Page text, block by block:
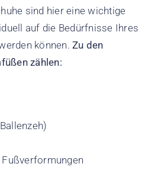
sind hier eine wichtige
auf die Bedürfnisse Ihres
können.Zu den
zählen: